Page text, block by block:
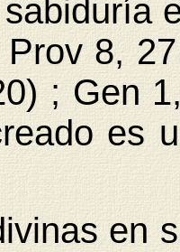
Prov 8,
; Gen
es
en